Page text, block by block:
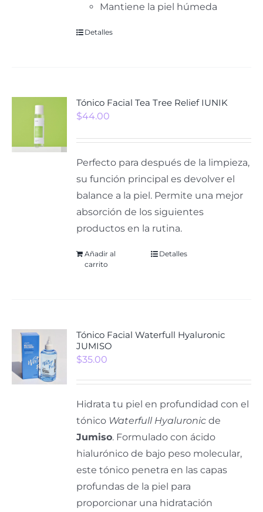
Mantiene la piel húmeda
Detalles
Tónico Facial Tea Tree Relief IUNIK
$44.00
Perfecto para después de la limpieza,
su función principal es devolver el
balance a la piel. Permite una mejor
absorción de los siguientes
productos en la rutina.
Añadir al
carrito
Detalles
Tónico Facial Waterfull Hyaluronic
JUMISO
$35.00
Hidrata tu piel en profundidad con el
tónico Waterfull Hyaluronic de
Jumiso. Formulado con ácido
hialurónico de bajo peso molecular,
este tónico penetra en las capas
profundas de la piel para
proporcionar una hidratación